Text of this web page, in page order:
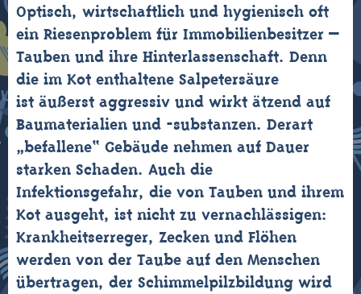
Optisch, wirtschaftlich und hygienisch oft
ein Riesenproblem für Immobilienbesitzer –
Tauben und ihre Hinterlassenschaft. Denn
die im Kot enthaltene Salpetersäure
ist äußerst aggressiv und wirkt ätzend auf
Baumaterialien und -substanzen. Derart
„befallene“ Gebäude nehmen auf Dauer
starken Schaden. Auch die
Infektionsgefahr, die von Tauben und ihrem
Kot ausgeht, ist nicht zu vernachlässigen:
Krankheitserreger, Zecken und Flöhen
werden von der Taube auf den Menschen
übertragen, der Schimmelpilzbildung wird